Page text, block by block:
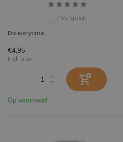
Vergelijk
Deliverytime
€4,95
Incl. btw
Op voorraad